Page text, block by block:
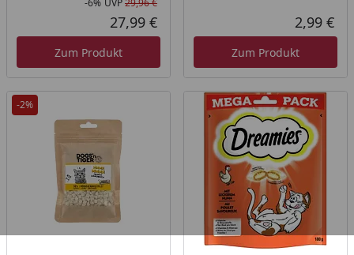
Rabatt in Prozent
-6%
Ursprünglicher Preis
UVP29,96 €
Aktueller Preis
27,99 €
Zum Produkt
2,99 €
Zum Produkt
-2%